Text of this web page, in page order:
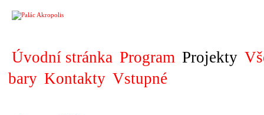
Úvodní stránka Program Projekty
bary Kontakty Vstupné